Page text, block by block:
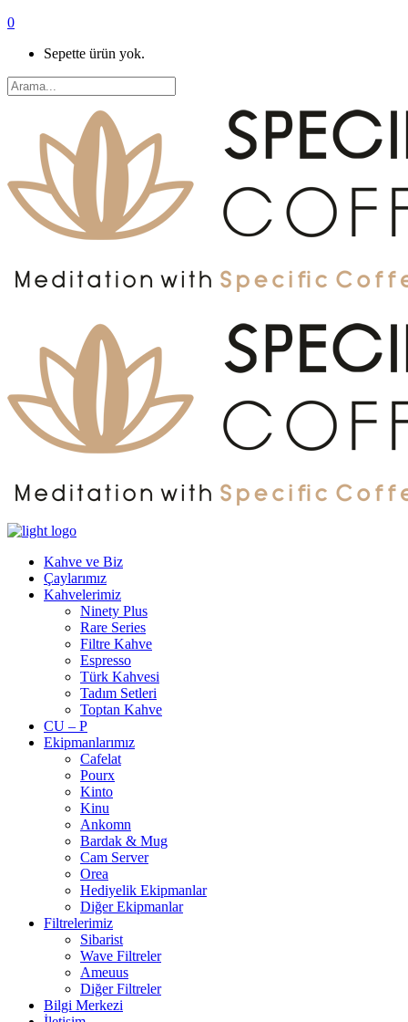
0
Sepette ürün yok.
Kahve ve Biz
Çaylarımız
Kahvelerimiz
Ninety Plus
Rare Series
Filtre Kahve
Espresso
Türk Kahvesi
Tadım Setleri
Toptan Kahve
CU – P
Ekipmanlarımız
Cafelat
Pourx
Kinto
Kinu
Ankomn
Bardak & Mug
Cam Server
Orea
Hediyelik Ekipmanlar
Diğer Ekipmanlar
Filtrelerimiz
Sibarist
Wave Filtreler
Ameuus
Diğer Filtreler
Bilgi Merkezi